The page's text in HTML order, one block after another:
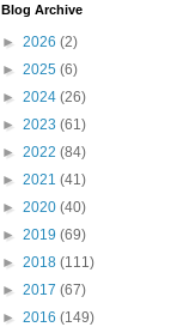
Blog Archive
► 2026 (2)
► 2025 (6)
► 2024 (26)
► 2023 (61)
► 2022 (84)
► 2021 (41)
► 2020 (40)
► 2019 (69)
► 2018 (111)
► 2017 (67)
► 2016 (149)